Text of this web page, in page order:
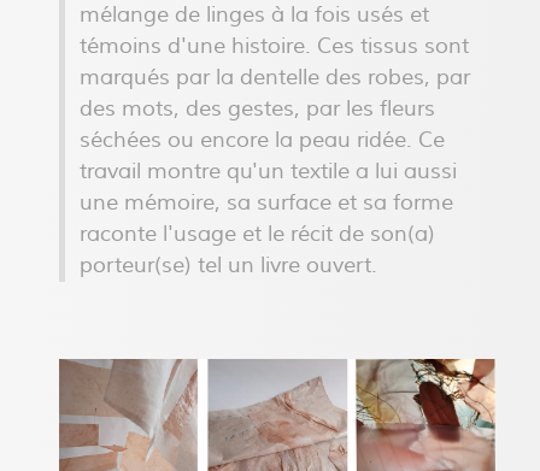
mélange de linges à la fois usés et
témoins d'une histoire. Ces tissus sont
marqués par la dentelle des robes, par
des mots, des gestes, par les fleurs
séchées ou encore la peau ridée. Ce
travail montre qu'un textile a lui aussi
une mémoire, sa surface et sa forme
raconte l'usage et le récit de son(a)
porteur(se) tel un livre ouvert.